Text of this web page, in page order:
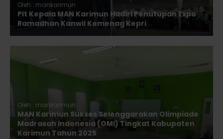
Oleh : mankarimun
Plt Kepala MAN Karimun Hadiri Penutupan Expo
Ramadhan Kanwil Kemenag Kepri
Oleh : mankarimun
MAN Karimun Sukses Selenggarakan Olimpiade
Madrasah Indonesia (OMI) Tingkat Kabupaten
Karimun Tahun 2025